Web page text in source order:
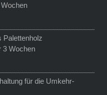
Palettenholz
3 Wochen
für die Umkehr-